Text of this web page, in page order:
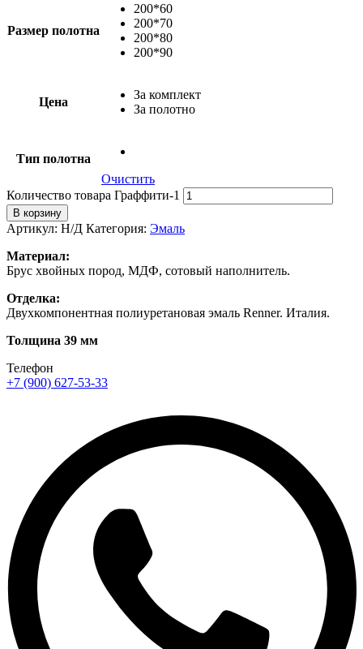
Размер полотна
200*60
200*70
200*80
200*90
Цена
За комплект
За полотно
Тип полотна
Очистить
Количество товара Граффити-1
В корзину
Артикул: Н/Д Категория: Эмаль
Материал:
Брус хвойных пород, МДФ, сотовый наполнитель.
Отделка:
Двухкомпонентная полиуретановая эмаль Renner. Италия.
Толщина 39 мм
Телефон
+7 (900) 627-53-33